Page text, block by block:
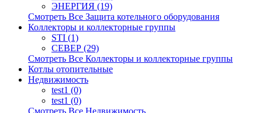
ЭНЕРГИЯ (19)
Смотреть Все Защита котельного оборудования
Коллекторы и коллекторные группы
STI (1)
СЕВЕР (29)
Смотреть Все Коллекторы и коллекторные группы
Котлы отопительные
Недвижимость
test1 (0)
test1 (0)
Смотреть Все Недвижимость